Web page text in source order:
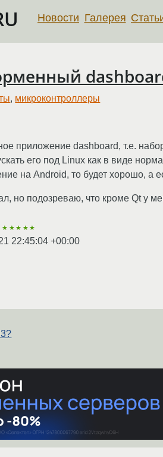
Новости Галерея
, микроконтроллеры
приложение dashboard, т.е.
его под Linux как в виде
на Android, то будет хорошо,
но подозреваю, что кроме Qt у
★★★★★
22:45:04 +00:00